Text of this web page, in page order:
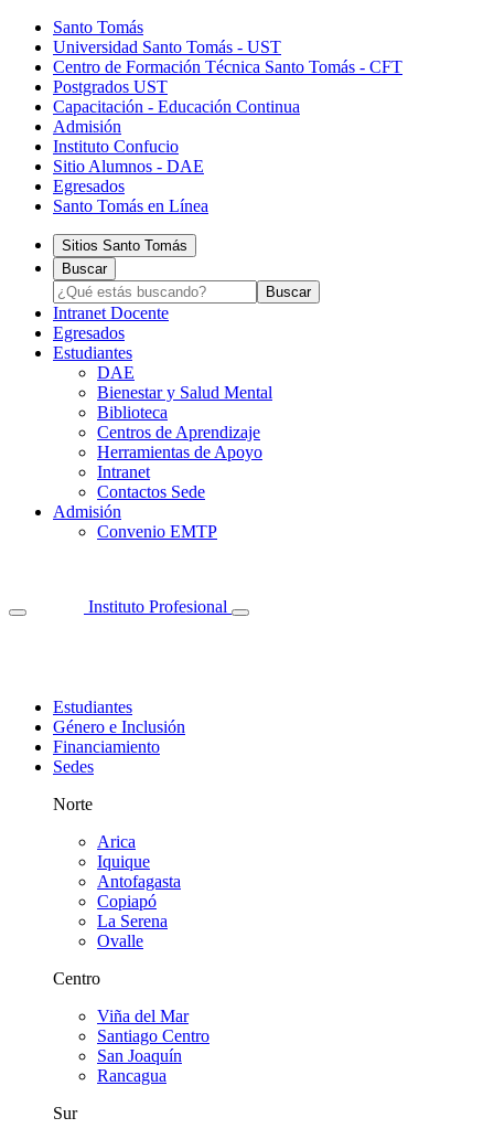
Santo Tomás
Universidad Santo Tomás - UST
Centro de Formación Técnica Santo Tomás - CFT
Postgrados UST
Capacitación - Educación Continua
Admisión
Instituto Confucio
Sitio Alumnos - DAE
Egresados
Santo Tomás en Línea
Sitios Santo Tomás
Buscar
Intranet Docente
Egresados
Estudiantes
DAE
Bienestar y Salud Mental
Biblioteca
Centros de Aprendizaje
Herramientas de Apoyo​
Intranet
Contactos Sede
Admisión
Convenio EMTP
Instituto Profesional
Estudiantes
Género e Inclusión
Financiamiento
Sedes
Norte
Arica
Iquique
Antofagasta
Copiapó
La Serena
Ovalle
Centro
Viña del Mar
Santiago Centro
San Joaquín
Rancagua
Sur